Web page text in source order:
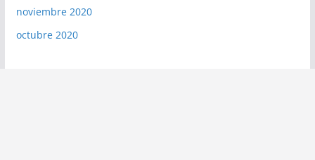
noviembre 2020
octubre 2020